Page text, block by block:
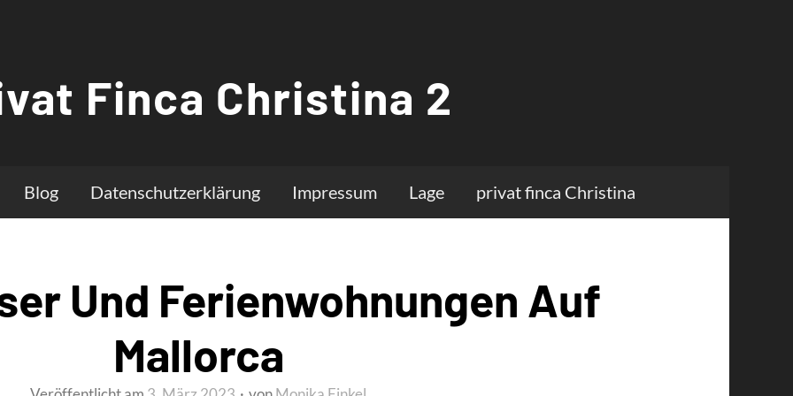
Finca Christina 2
Blog Datenschutzerklärung Impressum Lage privat finca Christina
Und Ferienwohnungen Auf
Mallorca